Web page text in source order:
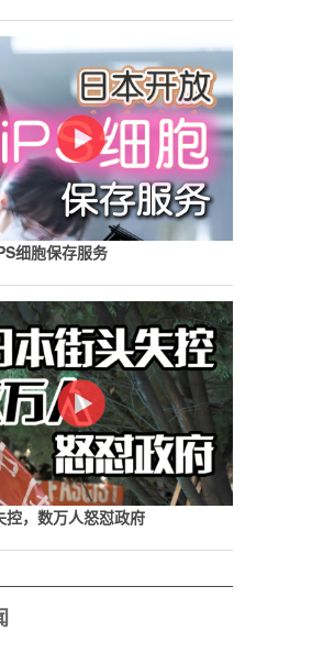
细胞保存服务
控，数万人怒怼政府